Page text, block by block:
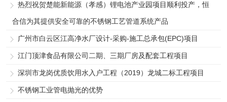
热烈祝贺楚能新能源（孝感）锂电池产业园项目顺利投产，恒
合信为其提供安全可靠的不锈钢工艺管道系统产品
广州市白云区江高净水厂设计-采购-施工总承包(EPC)项目
江门顶津食品有限公司二期、三期厂房及配套工程项目
深圳市龙岗优质饮用水入户工程（2019）龙城二标工程项目
不锈钢工业管电抛光的优势